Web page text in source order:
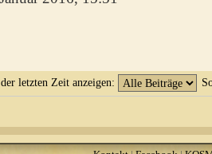
letzten Zeit anzeigen: